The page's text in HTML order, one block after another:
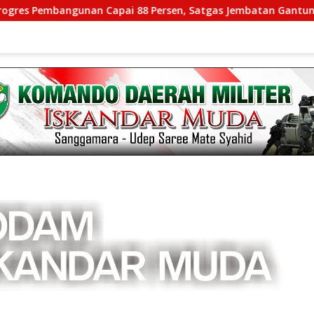
Capai 88 Persen, Satgas Jembatan Gantung Kodim